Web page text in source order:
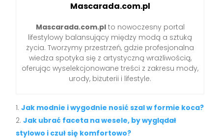
Mascarada.com.pl
Mascarada.com.plto nowoczesny portal
lifestylowy balansujący między modą a sztuką
życia. Tworzymy przestrzeń, gdzie profesjonalna
wiedza spotyka się z artystyczną wrażliwością,
oferując wyselekcjonowane treści z zakresu mody,
urody, biżuterii i lifestyle.
Jak modnie i wygodnie nosić szal w formie koca?
Jak ubrać faceta na wesele, by wyglądał
stylowo i czuł się komfortowo?